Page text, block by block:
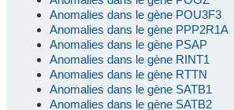
Anomalies dans le gène POU3F3
Anomalies dans le gène PPP2R1A
Anomalies dans le gène PSAP
Anomalies dans le gène RINT1
Anomalies dans le gène RTTN
Anomalies dans le gène SATB1
Anomalies dans le gène SATB2